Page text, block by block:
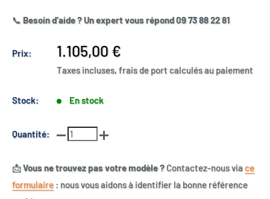
📞 Besoin d’aide ? Un expert vous répond 09 73 88 22 81
Prix:
Prix
réduit
1.105,00 €
Taxes incluses, frais de port calculés au paiement
Stock: En stock
Quantité:
📩Vous ne trouvez pas votre modèle ?Contactez-nous viace
formulaire : nous vous aidons à identifier la bonne référence